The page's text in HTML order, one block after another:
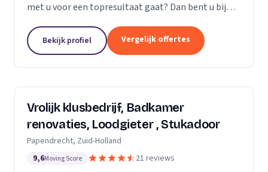
met u voor een topresultaat gaat? Dan bent u bij
Persoonlijk contact en communicatie staat bij ons...
Bekijk profiel Vergelijk offertes
Vrolijk klusbedrijf, Badkamer
renovaties, Loodgieter , Stukadoor
Papendrecht, Zuid-Holland
9,6Moving Score 21 reviews